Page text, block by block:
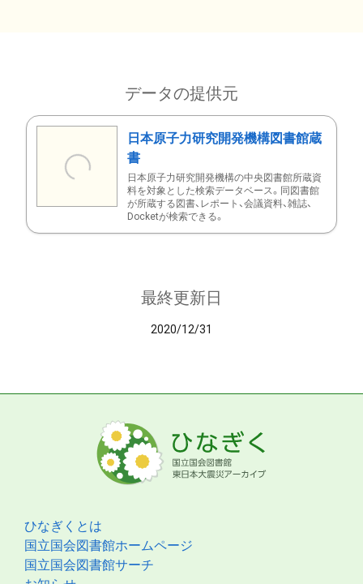
データの提供元
日本原子力研究開発機構図書館蔵
書
日本原子力研究開発機構の中央図書館所蔵資
料を対象とした検索データベース。同図書館
が所蔵する図書、レポート、会議資料、雑誌、
Docketが検索できる。
最終更新日
2020/12/31
ひなぎくとは
国立国会図書館ホームページ
国立国会図書館サーチ